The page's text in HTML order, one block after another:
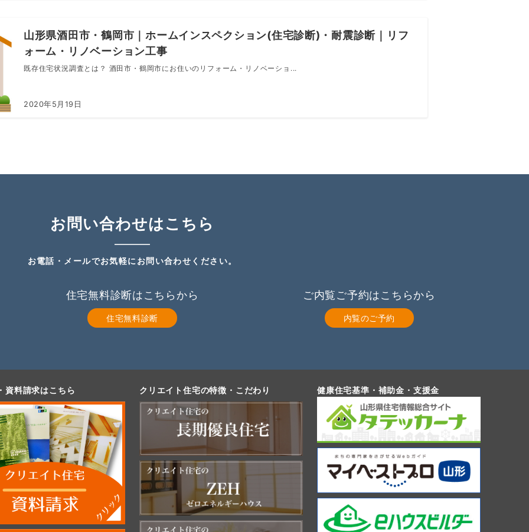
山形県酒田市・鶴岡市｜ホームインスペクション(住宅診断)・耐震診断｜リフ
ォーム・リノベーション工事
既存住宅状況調査とは？ 酒田市・鶴岡市にお住いのリフォーム・リノベーショ...
2020年5月19日
お問い合わせはこちら
お電話・メールでお気軽にお問い合わせください。
住宅無料診断はこちらから
住宅無料診断
ご内覧ご予約はこちらから
内覧のご予約
資料請求はこちら クリエイト住宅の特徴・こだわり 健康住宅基準・補助金・支援金